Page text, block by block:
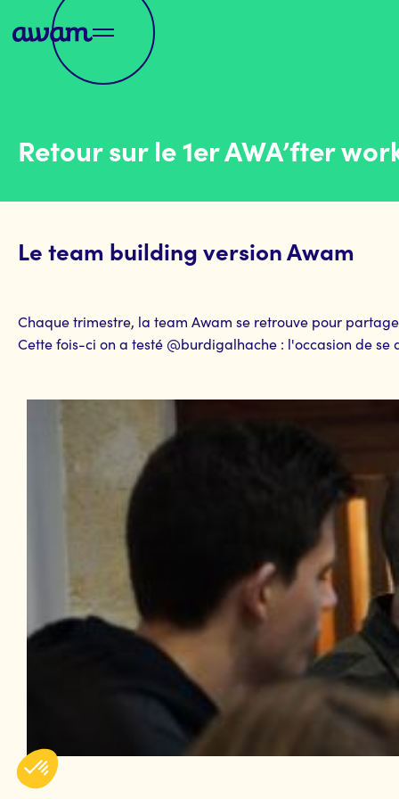
Retour sur le 1er AWA’fter
Le team building version Awam
Chaque trimestre, la team Awam se retrouve pour
Cette fois-ci on a testé @burdigalhache : l'occasion de